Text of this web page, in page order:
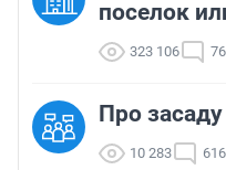
поселок
323 106
Про
10 283 616